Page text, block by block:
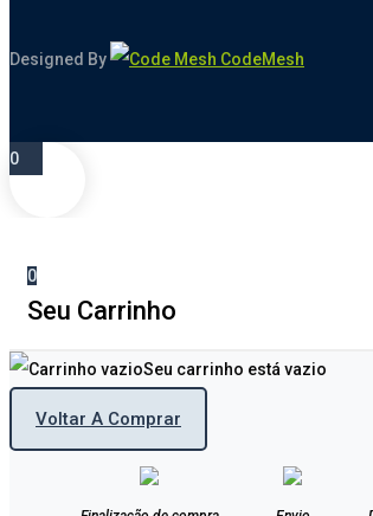
Designed By
CodeMesh
0
0
Seu Carrinho
Seu carrinho está vazio
Voltar A Comprar